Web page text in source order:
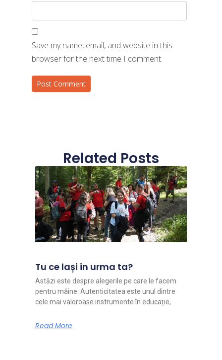
Save my name, email, and website in this
browser for the next time I comment.
Related Posts
Tu ce lași în urma ta?
Astăzi este despre alegerile pe care le facem
pentru mâine. Autenticitatea este unul dintre
cele mai valoroase instrumente în educație,
Read More